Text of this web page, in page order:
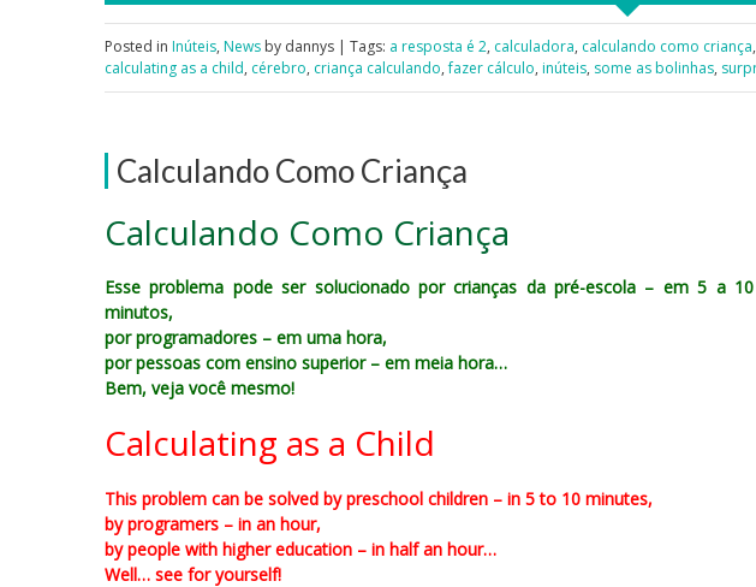
Posted in Inúteis, News by dannys | Tags: a resposta é 2, calculadora, calculando como criança,
calculating as a child, cérebro, criança calculando,fazer cálculo, inúteis, some as bolinhas,
Calculando Como Criança
Calculando Como Criança
Esse problema pode ser solucionado por crianças da pré-escola – em 5 a 10
minutos,
por programadores – em uma hora,
por pessoas com ensino superior – em meia hora…
Bem, veja você mesmo!
Calculating as a Child
This problem can be solved by preschool children – in 5 to 10 minutes,
by programers – in an hour,
by people with higher education – in half an hour…
Well… see for yourself!